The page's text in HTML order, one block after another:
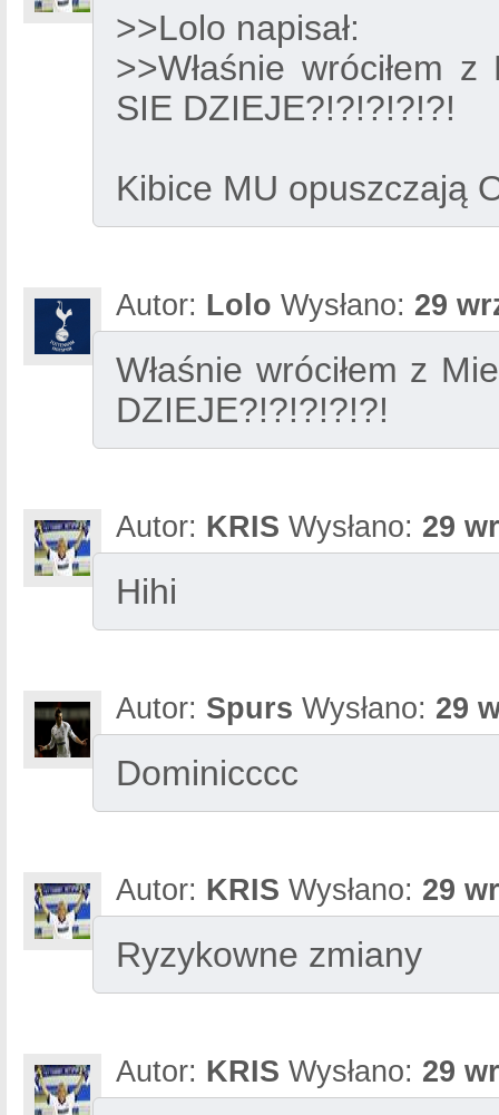
>>Lolo napisał:
>>Właśnie wróciłem
SIE DZIEJE?!?!?!?!?!
Kibice MU opuszczają
Autor: Lolo Wysłano: 29
Właśnie wróciłem z
DZIEJE?!?!?!?!?!
Autor: KRIS Wysłano: 29
Hihi
Autor: Spurs Wysłano: 29
Dominicccc
Autor: KRIS Wysłano: 29
Ryzykowne zmiany
Autor: KRIS Wysłano: 29